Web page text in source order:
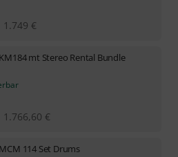
1.749 €
KM184 mt Stereo Rental Bundle
1.766,60 €
MCM 114 Set Drums